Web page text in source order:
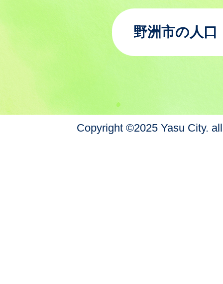
野洲市の人口
Copyright ©2025 Yasu City.